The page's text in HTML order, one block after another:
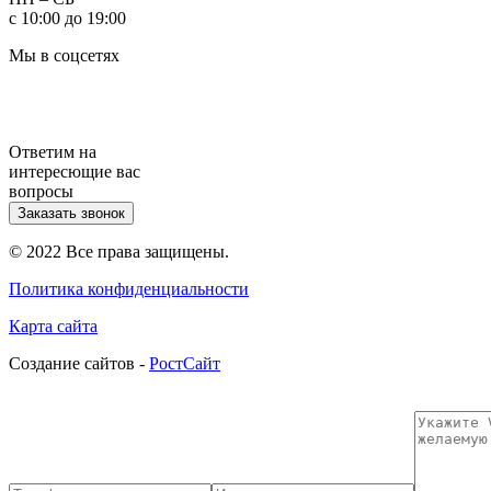
с 10:00 до 19:00
Мы в соцсетях
Ответим на
интересющие вас
вопросы
Заказать звонок
© 2022 Все права защищены.
Политика конфиденциальности
Карта сайта
Cоздание сайтов - РостСайт